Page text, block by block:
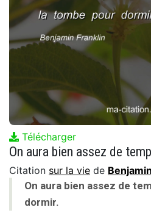
Télécharger
Citation sur la vie de
On aura bien assez de
dormir.